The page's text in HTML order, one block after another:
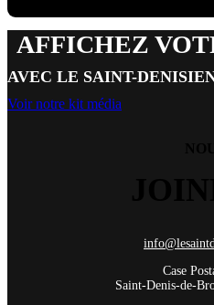
AFFICHEZ
AVEC LE SAINT-
Voir notre kit média
Case
Saint-Denis-de-